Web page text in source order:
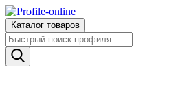
Каталог товаров